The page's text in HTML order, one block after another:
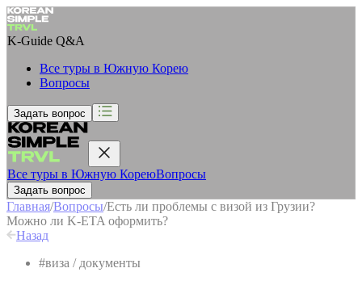
K-Guide Q&A
Все туры в Южную Корею
Вопросы
Задать вопрос
Все туры в Южную КореюВопросы
Задать вопрос
Главная/Вопросы/Есть ли проблемы с визой из Грузии?
Можно ли K-ETA оформить?
Назад
#виза / документы